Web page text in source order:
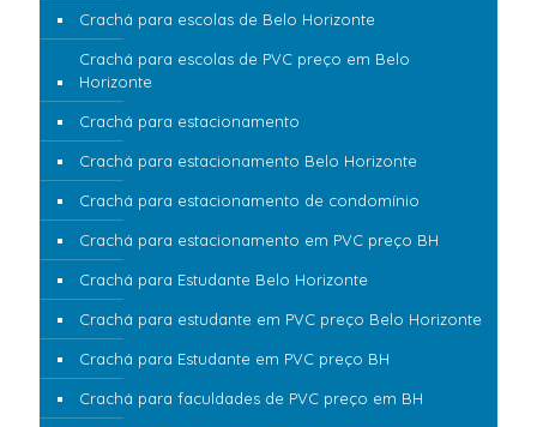
Crachá para escolas de Belo Horizonte
Crachá para escolas de PVC preço em Belo
Horizonte
Crachá para estacionamento
Crachá para estacionamento Belo Horizonte
Crachá para estacionamento de condomínio
Crachá para estacionamento em PVC preço BH
Crachá para Estudante Belo Horizonte
Crachá para estudante em PVC preço Belo Horizonte
Crachá para Estudante em PVC preço BH
Crachá para faculdades de PVC preço em BH